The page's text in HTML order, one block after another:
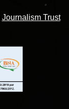
Journalism Trust